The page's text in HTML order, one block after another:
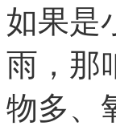
如果是
雨，那
物多、